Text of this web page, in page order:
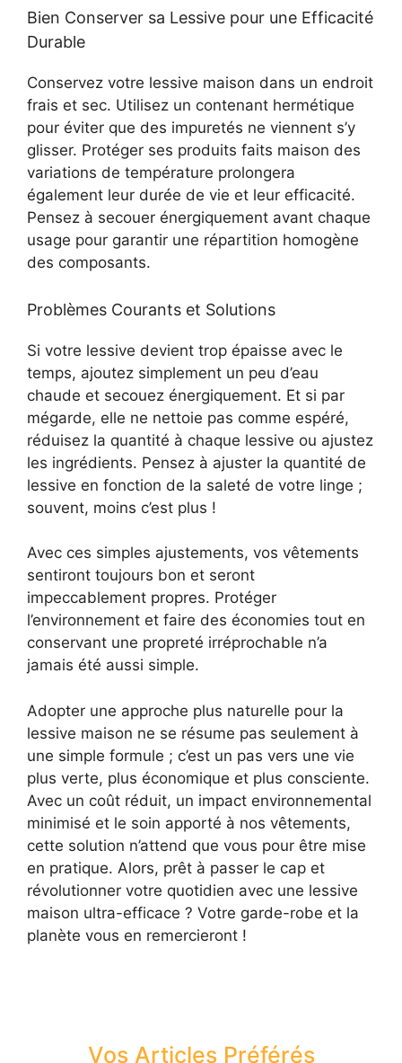
Bien Conserver sa Lessive pour une Efficacité
Durable
Conservez votre lessive maison dans un endroit
frais et sec. Utilisez un contenant hermétique
pour éviter que des impuretés ne viennent s’y
glisser. Protéger ses produits faits maison des
variations de température prolongera
également leur durée de vie et leur efficacité.
Pensez à secouer énergiquement avant chaque
usage pour garantir une répartition homogène
des composants.
Problèmes Courants et Solutions
Si votre lessive devient trop épaisse avec le
temps, ajoutez simplement un peu d’eau
chaude et secouez énergiquement. Et si par
mégarde, elle ne nettoie pas comme espéré,
réduisez la quantité à chaque lessive ou ajustez
les ingrédients. Pensez à ajuster la quantité de
lessive en fonction de la saleté de votre linge ;
souvent, moins c’est plus !
Avec ces simples ajustements, vos vêtements
sentiront toujours bon et seront
impeccablement propres. Protéger
l’environnement et faire des économies tout en
conservant une propreté irréprochable n’a
jamais été aussi simple.
Adopter une approche plus naturelle pour la
lessive maison ne se résume pas seulement à
une simple formule ; c’est un pas vers une vie
plus verte, plus économique et plus consciente.
Avec un coût réduit, un impact environnemental
minimisé et le soin apporté à nos vêtements,
cette solution n’attend que vous pour être mise
en pratique. Alors, prêt à passer le cap et
révolutionner votre quotidien avec une lessive
maison ultra-efficace ? Votre garde-robe et la
planète vous en remercieront !
Vos Articles Préférés